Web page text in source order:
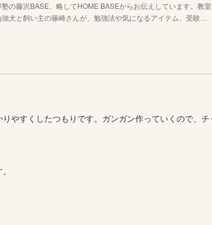
塾の藤沢BASE、略してHOME BASEからお伝えしています。教室
犬と飼い主の篠崎さんが、勉強法や気になるアイテム、受験…
やすくしたつもりです。ガンガン作っていくので、チ